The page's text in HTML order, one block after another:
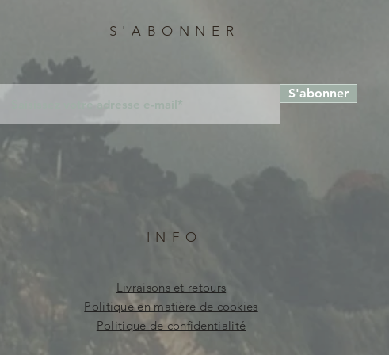
S'ABONNER
S'abonner
INFO
Livraisons et retours
Politique en matière de cookies
Politique de confidentialité